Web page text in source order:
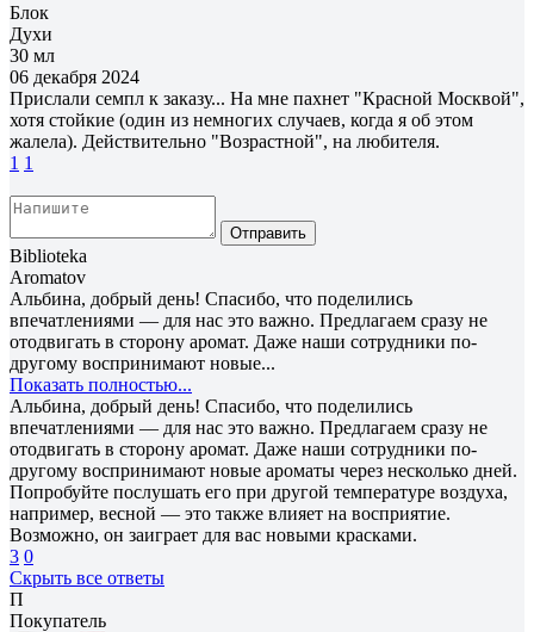
Блок
Духи
30 мл
06 декабря 2024
Прислали семпл к заказу... На мне пахнет "Красной Москвой",
хотя стойкие (один из немногих случаев, когда я об этом
жалела). Действительно "Возрастной", на любителя.
1 1
Отправить
Biblioteka
Aromatov
Альбина, добрый день! Спасибо, что поделились
впечатлениями — для нас это важно. Предлагаем сразу не
отодвигать в сторону аромат. Даже наши сотрудники по-
другому воспринимают новые...
Показать полностью...
Альбина, добрый день! Спасибо, что поделились
впечатлениями — для нас это важно. Предлагаем сразу не
отодвигать в сторону аромат. Даже наши сотрудники по-
другому воспринимают новые ароматы через несколько дней.
Попробуйте послушать его при другой температуре воздуха,
например, весной — это также влияет на восприятие.
Возможно, он заиграет для вас новыми красками.
3 0
Скрыть все ответы
П
Покупатель